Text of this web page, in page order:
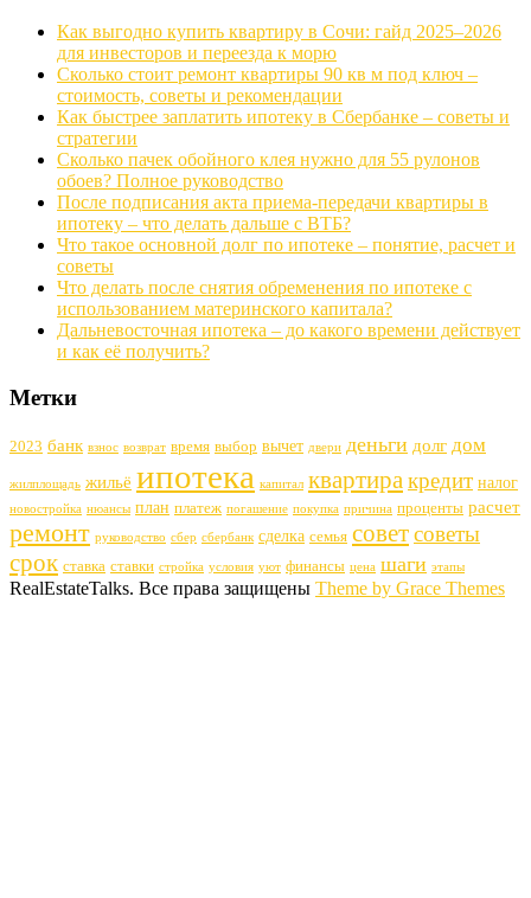
Как выгодно купить квартиру в Сочи: гайд 2025–2026
для инвесторов и переезда к морю
Сколько стоит ремонт квартиры 90 кв м под ключ –
стоимость, советы и рекомендации
Как быстрее заплатить ипотеку в Сбербанке – советы и
стратегии
Сколько пачек обойного клея нужно для 55 рулонов
обоев? Полное руководство
После подписания акта приема-передачи квартиры в
ипотеку – что делать дальше с ВТБ?
Что такое основной долг по ипотеке – понятие, расчет и
советы
Что делать после снятия обременения по ипотеке с
использованием материнского капитала?
Дальневосточная ипотека – до какого времени действует
и как её получить?
Метки
2023 банк взнос возврат время выбор вычет двери деньги долг дом
жилплощадь жильё ипотека капитал квартиракредит налог
новостройка нюансы план платеж погашение покупка причина проценты расчет
ремонт руководство сбер сбербанк сделка семья советсоветы
срок ставка ставки стройка условия уют финансы цена шаги этапы
RealEstateTalks. Все права защищены Theme by Grace Themes